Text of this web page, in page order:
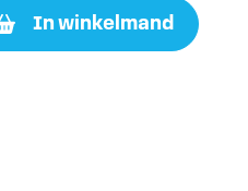
In winkelmand